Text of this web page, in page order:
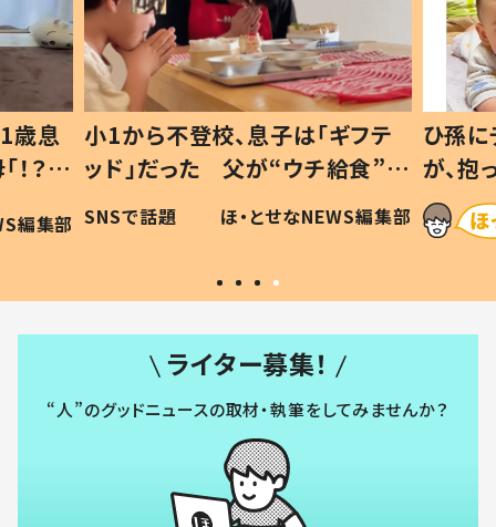
歳息
？」
編集部
小1から不登校、息子は「ギフテ
ッド」だった 父が“ウチ給食”を
作り続ける理由とは #令和の親
#令和の子
SNSで話題 ほ・とせなNEWS編集部
ひ孫
が、
「涙が
い」
ライター募集！
“人”のグッドニュースの取材・執筆をしてみませんか？